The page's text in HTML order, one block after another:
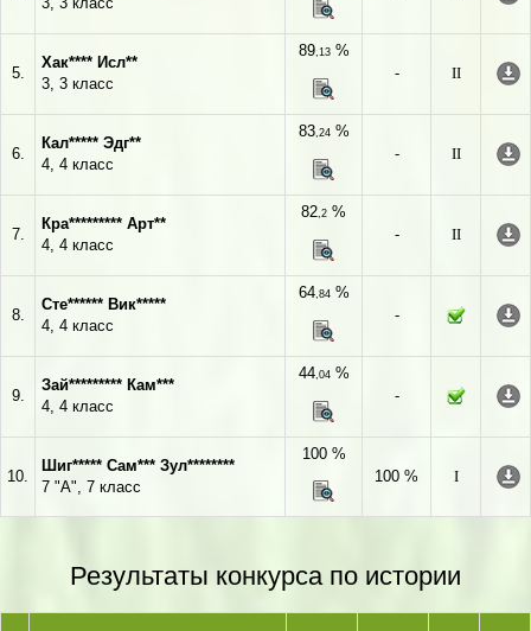
5.
Хак**** Исл**
3, 3 класс
89,13%
-
II
6.
Кал***** Эдг**
4, 4 класс
83,24%
-
II
7.
Кра********* Арт**
4, 4 класс
82,2 %
-
II
8.
Сте****** Вик*****
4, 4 класс
64,84%
-
9.
Зай********* Кам***
4, 4 класс
44,04%
-
10.
Шиг***** Сам*** Зул********
7 "А", 7 класс
100 %
100 %
I
Результаты конкурса по истории